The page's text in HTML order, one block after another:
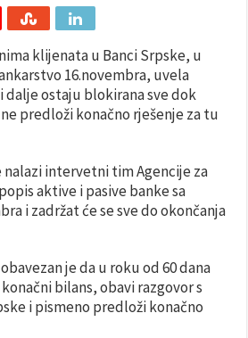
klijenata u Banci Srpske, u
16.novembra, uvela
ostaju blokirana sve dok
predloži konačno rješenje za tu
nalazi intervetni tim Agencije za
aktive i pasive banke sa
i zadržat će se sve do okončanja
je da u roku od 60 dana
bilans, obavi razgovor s
i pismeno predloži konačno